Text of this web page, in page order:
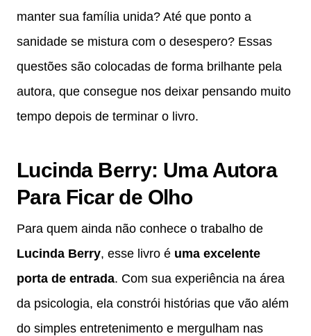
manter sua família unida? Até que ponto a
sanidade se mistura com o desespero? Essas
questões são colocadas de forma brilhante pela
autora, que consegue nos deixar pensando muito
tempo depois de terminar o livro.
Lucinda Berry: Uma Autora
Para Ficar de Olho
Para quem ainda não conhece o trabalho de
Lucinda Berry, esse livro é uma excelente
porta de entrada. Com sua experiência na área
da psicologia, ela constrói histórias que vão além
do simples entretenimento e mergulham nas